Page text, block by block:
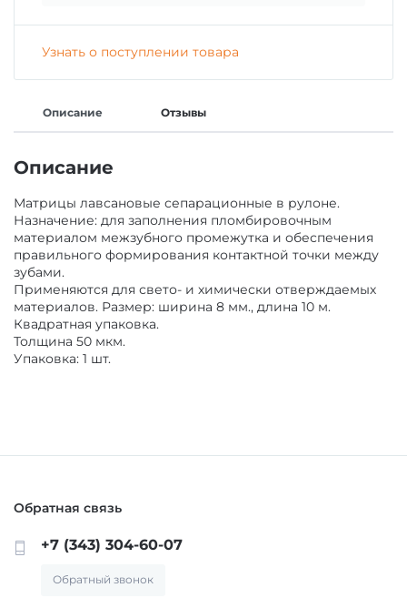
ЗАЩИТА ВРАЧА И ПАЦИЕНТА
АКСЕССУАРЫ И ПРИНАДЛЕЖНОСТИ
МАТЕРИАЛЫ ЛЕЧЕБНЫЕ
МАТЕРИАЛЫ ДЛЯ ХИРУРГИИ
МАТЕРИАЛЫ ДЛЯ ПРОФИЛАКТИКИ КАРИЕСА
МАТЕРИАЛЫ ДЛЯ ОТБЕЛИВАНИЯ ЗУБОВ
ПОЛИРЫ ДЛЯ ПОЛИРОВАНИЯ,
ГИПСЫ ДЕНТАЛЬНЫЕ ДЛЯ МОДЕЛЕЙ
МАТЕРИАЛЫ/ИНСТРУМЕНТЫ ДЛЯ
ОПРЕДЕЛЕНИЯ ОККЛЮЗИИ
МАТЕРИАЛ ДЛЯ ПОЛИРОВАНИЯ ПРОТЕЗОВ Б/
С
КОМПОЗИТ ЗУБОТЕХНИЧЕСКИЙ
АРТИКУЛЛЯТОРЫ, ОККЛЮДАТОРЫ
Узнать о поступлении товара
Описание Отзывы
Описание
Матрицы лавсановые сепарационные в рулоне.
Назначение: для заполнения пломбировочным
материалом межзубного промежутка и обеспечения
правильного формирования контактной точки между
зубами.
Применяются для свето- и химически отверждаемых
материалов. Размер: ширина 8 мм., длина 10 м.
Квадратная упаковка.
Толщина 50 мкм.
Упаковка: 1 шт.
Обратная связь
+7 (343) 304-60-07
Обратный звонок